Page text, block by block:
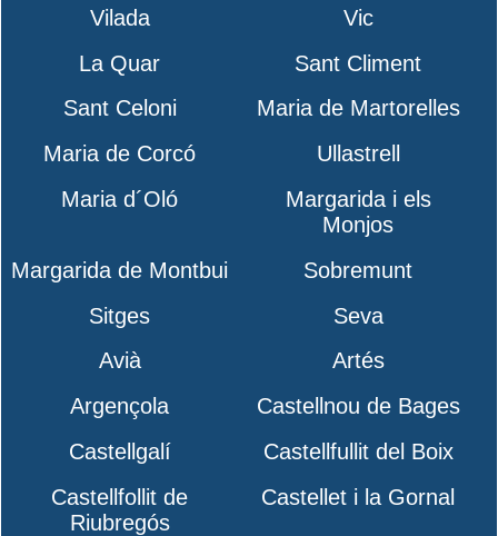
Vilada
Vic
La Quar
Sant Climent
Sant Celoni
Maria de Martorelles
Maria de Corcó
Ullastrell
Maria d´Oló
Margarida i els
Monjos
Margarida de Montbui
Sobremunt
Sitges
Seva
Avià
Artés
Argençola
Castellnou de Bages
Castellgalí
Castellfullit del Boix
Castellfollit de
Riubregós
Castellet i la Gornal